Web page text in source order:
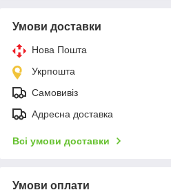
Умови доставки
Нова Пошта
Укрпошта
Самовивіз
Адресна доставка
Всі умови доставки
Умови оплати